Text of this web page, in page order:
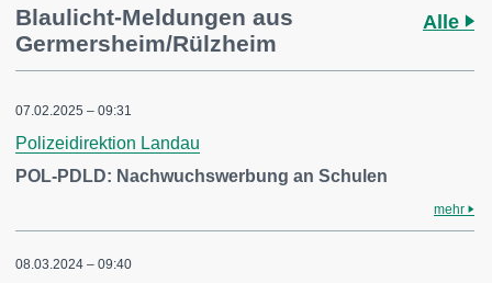
Blaulicht-Meldungen aus
Germersheim/Rülzheim
Alle
07.02.2025 – 09:31
Polizeidirektion Landau
POL-PDLD: Nachwuchswerbung an Schulen
mehr
08.03.2024 – 09:40